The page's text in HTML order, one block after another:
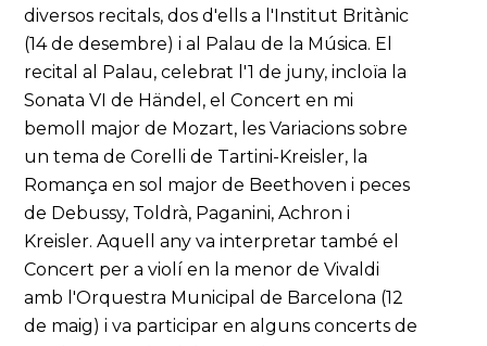
diversos recitals, dos d'ells a l'Institut Britànic
(14 de desembre) i al Palau de la Música. El
recital al Palau, celebrat l'1 de juny, incloïa la
Sonata VI de Händel, el Concert en mi
bemoll major de Mozart, les Variacions sobre
un tema de Corelli de Tartini-Kreisler, la
Romança en sol major de Beethoven i peces
de Debussy, Toldrà, Paganini, Achron i
Kreisler. Aquell any va interpretar també el
Concert per a violí en la menor de Vivaldi
amb l'Orquestra Municipal de Barcelona (12
de maig) i va participar en alguns concerts de